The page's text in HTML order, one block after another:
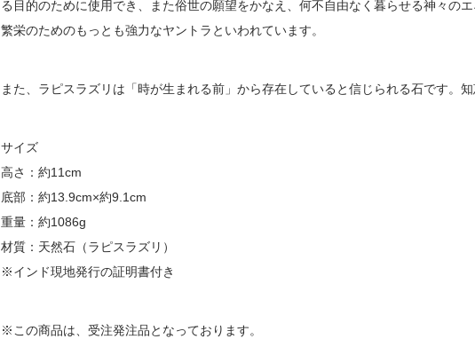
る目的のために使用でき、また俗世の願望をかなえ、何不自由なく暮らせる神々の
繁栄のためのもっとも強力なヤントラといわれています。
また、ラピスラズリは「時が生まれる前」から存在していると信じられる石です。
サイズ
高さ：約11cm
底部：約13.9cm×約9.1cm
重量：約1086g
材質：天然石（ラピスラズリ）
※インド現地発行の証明書付き
※この商品は、受注発注品となっております。